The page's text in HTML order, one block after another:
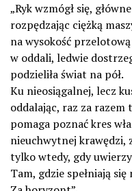
„Ryk wzmógł się,
rozpędzając ciężką
na wysokość
w oddali, ledwie
podzieliła świat na pół.
Ku nieosiągalnej, lecz
oddalając, raz za razem
pomaga poznać kres
nieuchwytnej krawędzi,
tylko wtedy, gdy uwierzy
Tam, gdzie spełniają się